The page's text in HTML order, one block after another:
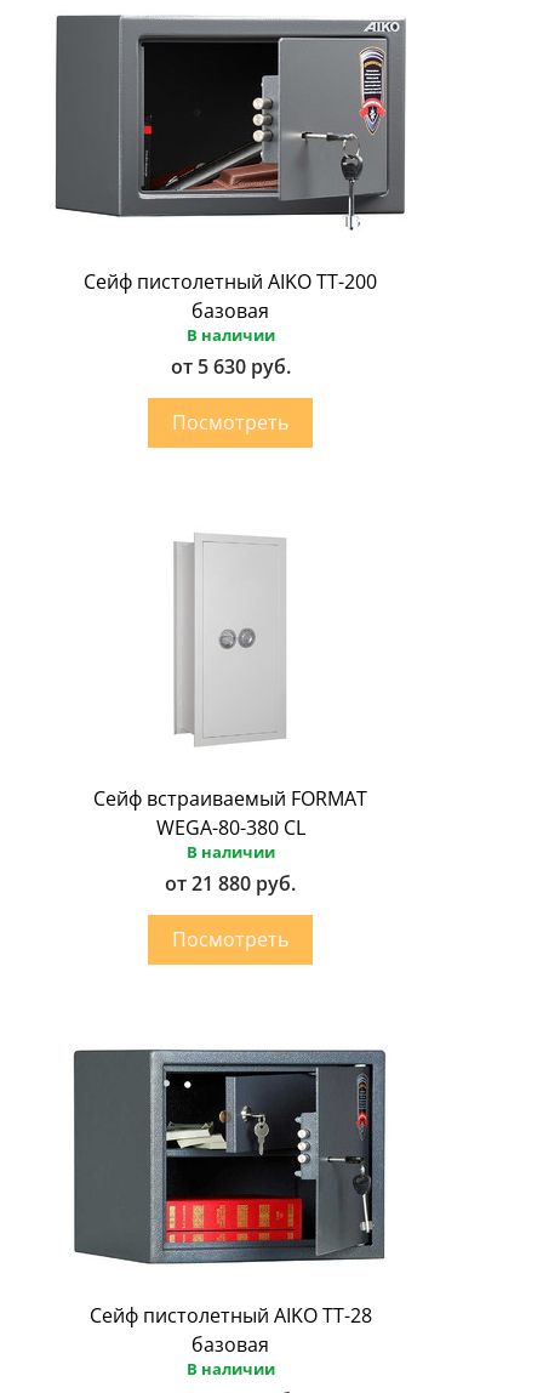
Сейф пистолетный AIKO ТТ-200
базовая
В наличии
от 5 630 руб.
Сейф встраиваемый FORMAT
WEGA-80-380 CL
В наличии
от 21 880 руб.
Сейф пистолетный AIKO ТТ-28
базовая
В наличии